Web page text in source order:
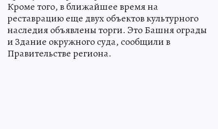
Кроме того, в ближайшее время на
реставрацию еще двух объектов культурного
наследия объявлены торги. Это Башня ограды
и Здание окружного суда, сообщили в
Правительстве региона.